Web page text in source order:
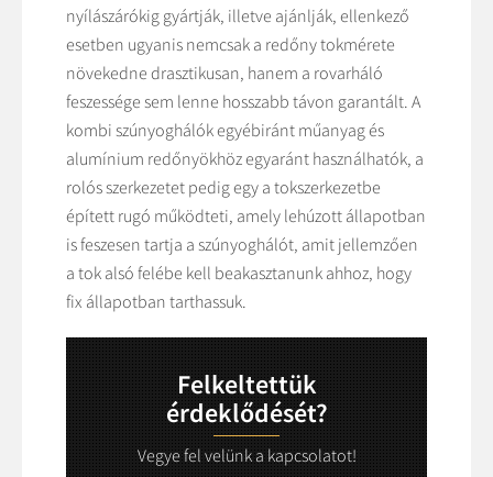
nyílászárókig gyártják, illetve ajánlják, ellenkező
esetben ugyanis nemcsak a redőny tokmérete
növekedne drasztikusan, hanem a rovarháló
feszessége sem lenne hosszabb távon garantált. A
kombi szúnyoghálók egyébiránt műanyag és
alumínium redőnyökhöz egyaránt használhatók, a
rolós szerkezetet pedig egy a tokszerkezetbe
épített rugó működteti, amely lehúzott állapotban
is feszesen tartja a szúnyoghálót, amit jellemzően
a tok alsó felébe kell beakasztanunk ahhoz, hogy
fix állapotban tarthassuk.
Felkeltettük
érdeklődését?
Vegye fel velünk a kapcsolatot!